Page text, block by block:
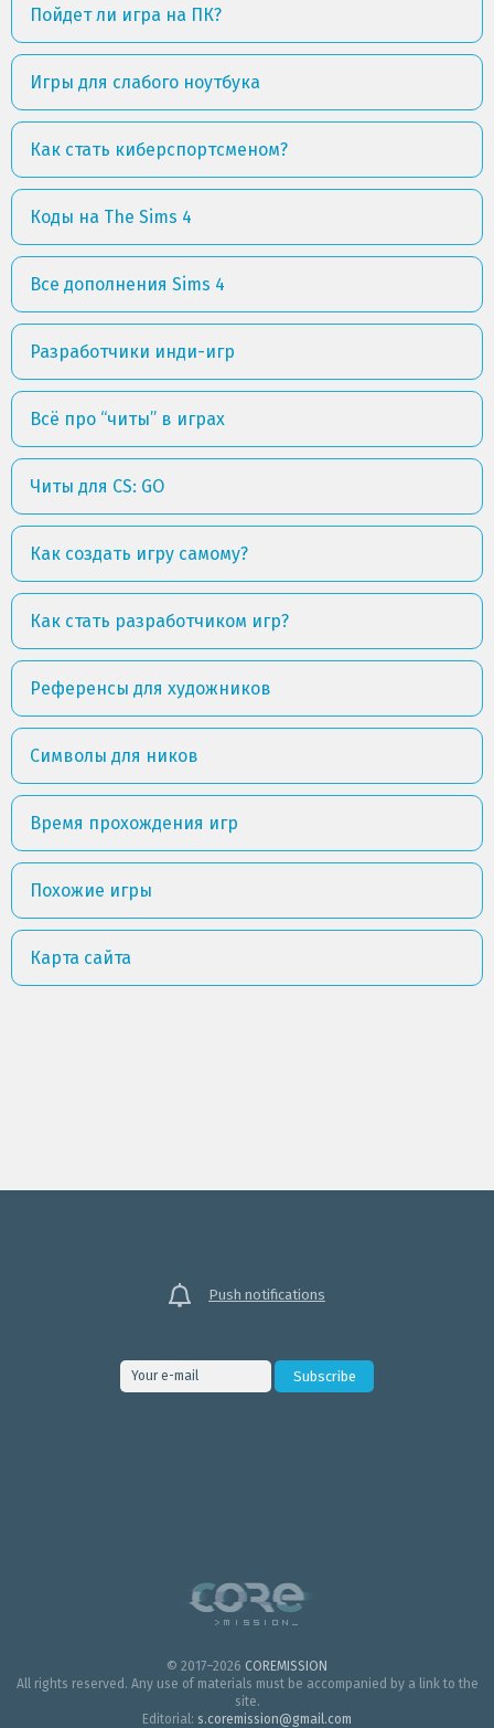
Пойдет ли игра на ПК?
Игры для слабого ноутбука
Как стать киберспортсменом?
Коды на The Sims 4
Все дополнения Sims 4
Разработчики инди-игр
Всё про “читы” в играх
Читы для CS: GO
Как создать игру самому?
Как стать разработчиком игр?
Референсы для художников
Символы для ников
Время прохождения игр
Похожие игры
Карта сайта
Push notifications
© 2017–2026 COREMISSION
All rights reserved. Any use of materials must be accompanied by a link to the
site.
Editorial: s.coremission@gmail.com